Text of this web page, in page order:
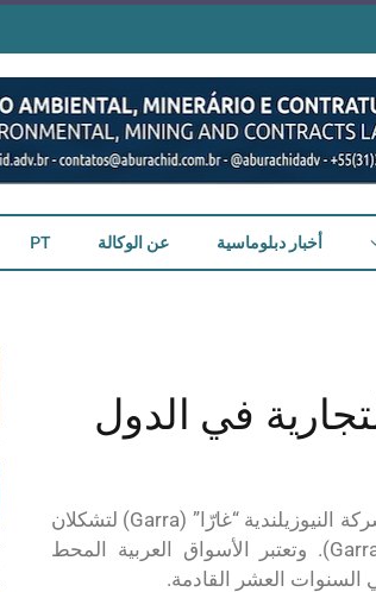
أخبار دبلوماسية عن الوكالة PT
في الدول
اندمجت الشركة البرازيلية “كيت إنترناسيونال” (Kit International) مع الشركة النيوزيلندية “غارّا” (Garra) لتشكلان
علامة تجارية موحدة تحمل اسم “غارّا إنترناسيونال” (Garra Internacional). وتعتبر الأسواق العربية المحط
العشر القادمة.